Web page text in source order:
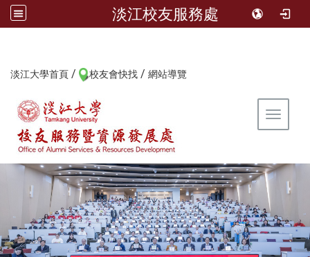
淡江校友服務處
淡江大學首頁 / 校友會快找 / 網站導覽
Toggle